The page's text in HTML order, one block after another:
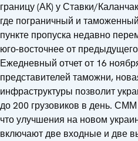
границу (АК) у Ставки/
где пограничный и
пункте пропуска недавно
юго-восточнее от
Ежедневный отчет от 16
представителей таможни,
инфраструктуры позволит
до 200 грузовиков в день.
что улучшения на новом
включают две входные и две